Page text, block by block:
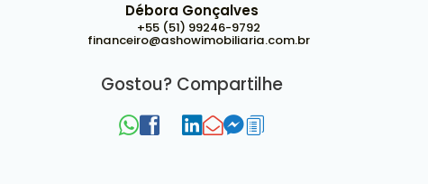
Débora Gonçalves
+55 (51) 99246-9792
financeiro@ashowimobiliaria.com.br
Gostou? Compartilhe